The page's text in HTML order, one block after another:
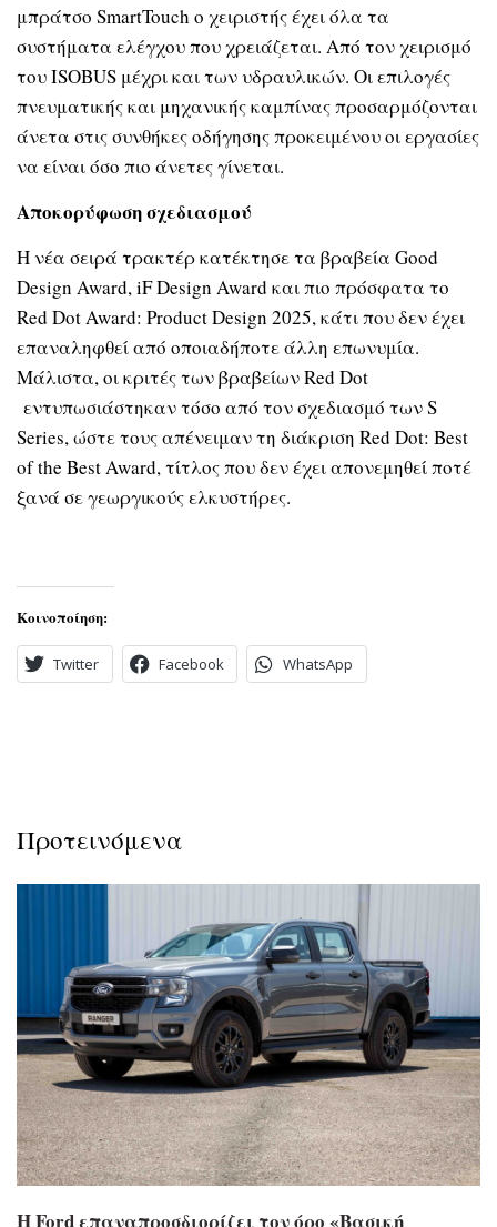
μπράτσο SmartTouch ο χειριστής έχει όλα τα
συστήματα ελέγχου που χρειάζεται. Από τον χειρισμό
τουISOBUS μέχρι και των υδραυλικών. Οι επιλογές
πνευματικής και μηχανικής καμπίνας προσαρμόζονται
άνετα στις συνθήκες οδήγησης προκειμένου οι εργασίες
να είναι όσο πιο άνετες γίνεται.
Αποκορύφωση σχεδιασμού
Η νέα σειρά τρακτέρ κατέκτησε τα βραβεία Good
Design Award, iF Design Award και πιο πρόσφατα το
Red Dot Award: Product Design 2025, κάτι που δεν έχει
επαναληφθεί από οποιαδήποτε άλλη επωνυμία.
Μάλιστα, οι κριτές των βραβείων Red Dot
εντυπωσιάστηκαν τόσο από τον σχεδιασμό των S
Series, ώστε τους απένειμαν τη διάκριση Red Dot: Best
of the Best Award, τίτλος που δεν έχει απονεμηθεί ποτέ
ξανά σε γεωργικούς ελκυστήρες.
Κοινοποίηση:
Twitter Facebook WhatsApp
Προτεινόμενα
Η Ford επαναπροσδιορίζει τον όρο «Βασική